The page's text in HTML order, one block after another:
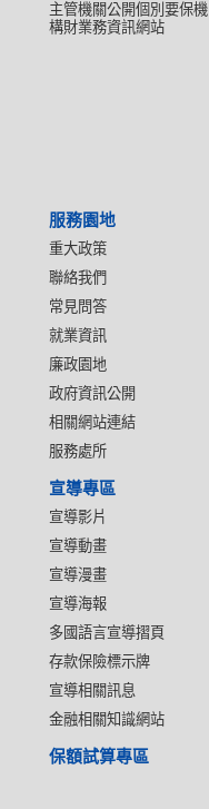
主管機關公開個別要保機
構財業務資訊網站
服務園地
重大政策
聯絡我們
常見問答
就業資訊
廉政園地
政府資訊公開
相關網站連結
服務處所
宣導專區
宣導影片
宣導動畫
宣導漫畫
宣導海報
多國語言宣導摺頁
存款保險標示牌
宣導相關訊息
金融相關知識網站
保額試算專區